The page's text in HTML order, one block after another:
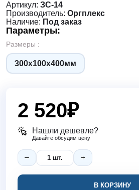
Артикул: ЗС-14
Производитель: Оргплекс
Наличие: Под заказ
Параметры:
Размеры :
300х100х400мм
2 520₽
Нашли дешевле?
Давайте обсудим цену
В КОРЗИНУ